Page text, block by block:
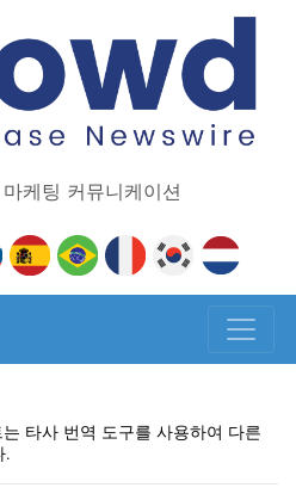
케팅 커뮤니케이션
타사 번역 도구를 사용하여 다른
.